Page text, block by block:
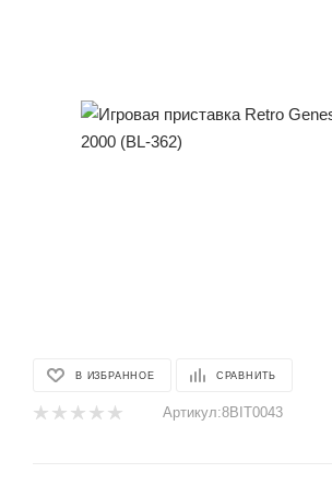
В ИЗБРАННОЕ СРАВНИТЬ
Артикул:8BIT0043